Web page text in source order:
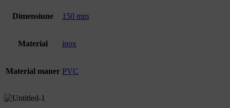
Dimensiune 150 mm
Material inox
Material maner PVC